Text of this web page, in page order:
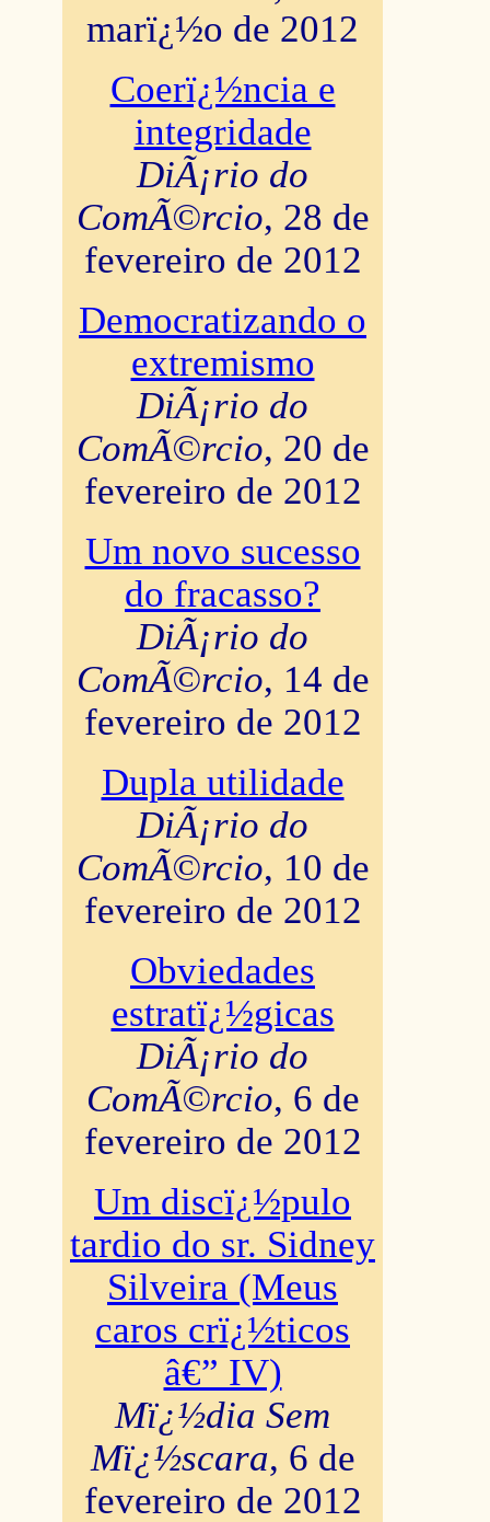
marï¿½o de 2012
Coerï¿½ncia e
integridade
DiÃ¡rio do
ComÃ©rcio, 28 de
fevereiro de 2012
Democratizando o
extremismo
DiÃ¡rio do
ComÃ©rcio, 20 de
fevereiro de 2012
Um novo sucesso
do fracasso?
DiÃ¡rio do
ComÃ©rcio, 14 de
fevereiro de 2012
Dupla utilidade
DiÃ¡rio do
ComÃ©rcio, 10 de
fevereiro de 2012
Obviedades
estratï¿½gicas
DiÃ¡rio do
ComÃ©rcio, 6 de
fevereiro de 2012
Um discï¿½pulo
tardio do sr. Sidney
Silveira (Meus
caros crï¿½ticos
â€” IV)
Mï¿½dia Sem
Mï¿½scara, 6 de
fevereiro de 2012